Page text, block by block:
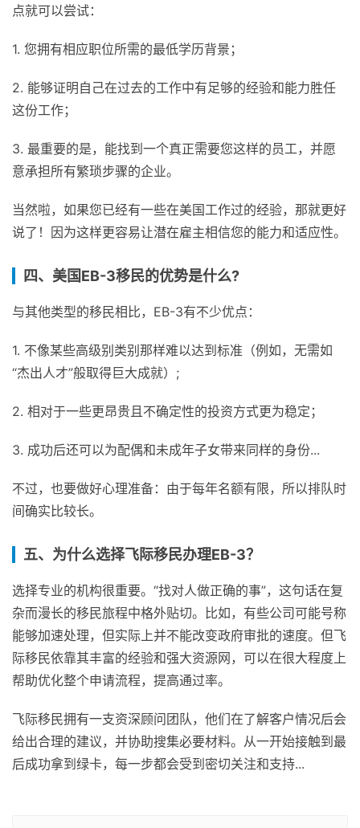
点就可以尝试：
1. 您拥有相应职位所需的最低学历背景；
2. 能够证明自己在过去的工作中有足够的经验和能力胜任
这份工作；
3. 最重要的是，能找到一个真正需要您这样的员工，并愿
意承担所有繁琐步骤的企业。
当然啦，如果您已经有一些在美国工作过的经验，那就更好
说了！因为这样更容易让潜在雇主相信您的能力和适应性。
四、美国EB-3移民的优势是什么?
与其他类型的移民相比，EB-3有不少优点：
1. 不像某些高级别类别那样难以达到标准（例如，无需如
“杰出人才”般取得巨大成就）;
2. 相对于一些更昂贵且不确定性的投资方式更为稳定；
3. 成功后还可以为配偶和未成年子女带来同样的身份...
不过，也要做好心理准备：由于每年名额有限，所以排队时
间确实比较长。
五、为什么选择飞际移民办理EB-3？
选择专业的机构很重要。“找对人做正确的事”，这句话在复
杂而漫长的移民旅程中格外贴切。比如，有些公司可能号称
能够加速处理，但实际上并不能改变政府审批的速度。但飞
际移民依靠其丰富的经验和强大资源网，可以在很大程度上
帮助优化整个申请流程，提高通过率。
飞际移民拥有一支资深顾问团队，他们在了解客户情况后会
给出合理的建议，并协助搜集必要材料。从一开始接触到最
后成功拿到绿卡，每一步都会受到密切关注和支持...